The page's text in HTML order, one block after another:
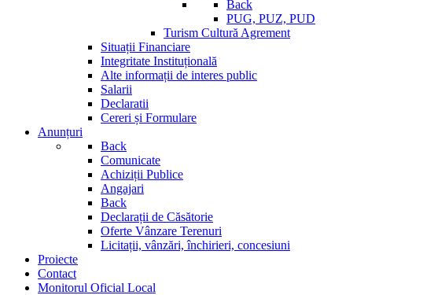
Back
PUG, PUZ, PUD
Turism Cultură Agrement
Situații Financiare
Integritate Instituțională
Alte informații de interes public
Salarii
Declaratii
Cereri și Formulare
Anunțuri
Back
Comunicate
Achiziții Publice
Angajari
Back
Declarații de Căsătorie
Oferte Vânzare Terenuri
Licitații, vânzări, închirieri, concesiuni
Proiecte
Contact
Monitorul Oficial Local